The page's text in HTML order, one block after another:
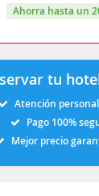
ahorra hasta un
tu
Atención
Pago 100%
Mejor precio